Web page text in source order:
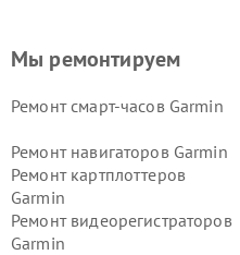
Мы ремонтируем
Ремонт смарт-часов Garmin
Ремонт навигаторов Garmin
Ремонт картплоттеров
Garmin
Ремонт видеорегистраторов
Garmin